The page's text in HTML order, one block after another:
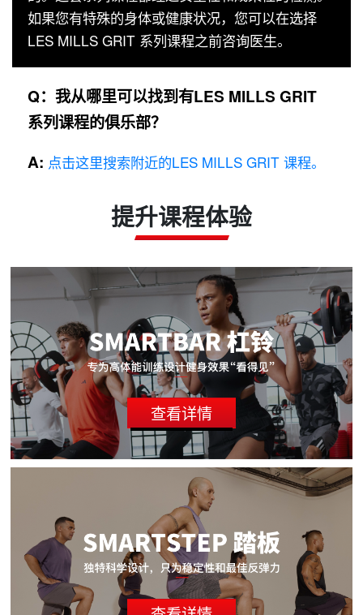
如果您有特殊的身体或健康状况，您可以在选择
LES MILLS GRIT 系列课程之前咨询医生。
Q：我从哪里可以找到有LES MILLS GRIT
系列课程的俱乐部？
A: 点击这里搜索附近的LES MILLS GRIT 课程。
提升课程体验
查看详情